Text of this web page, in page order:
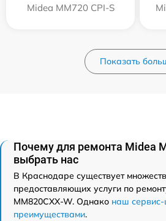
Midea MM720 CPI-S
Показать
Почему для ремонта Midea
выбрать нас
В Краснодаре существует
предоставляющих услуги по
MM820CXX-W. Однако наш сервис-
преимуществами.